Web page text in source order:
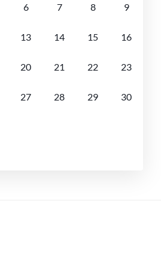
6 7 8 9
13 14 15 16
20 21 22 23
27 28 29 30